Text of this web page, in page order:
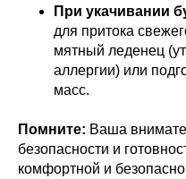
При укачивании
для притока
мятный леденец
аллергии) или
масс.
Помните: Ваша
безопасности и
комфортной и